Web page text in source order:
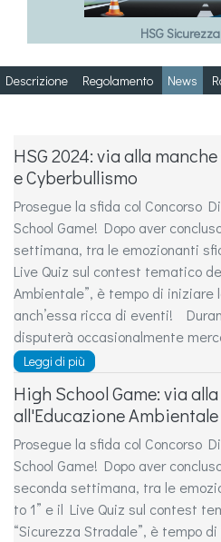
HSG
Descrizione Regolamento News
HSG 2024: via alla
e Cyberbullismo
Prosegue la sfida col Concorso
School Game! Dopo aver
settimana, tra le emozionanti
Live Quiz sul contest tematico
Ambientale”, è tempo di
anch’essa ricca di eventi!
disputerà occasionalmente
Leggi di più
High School Game: via
all'Educazione Ambientale
Prosegue la sfida col Concorso
School Game! Dopo aver
seconda settimana, tra le
to 1” e il Live Quiz sul contest
“Sicurezza Stradale”, è tempo